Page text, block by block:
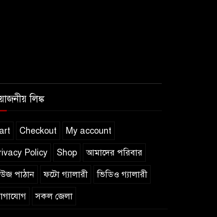
লিঙ্ক
Checkout My account
Policy Shop আমাদের পরিবার
পাঠান ফটো গ্যালারী ভিডিও গ্যালারী
সকল জেলা